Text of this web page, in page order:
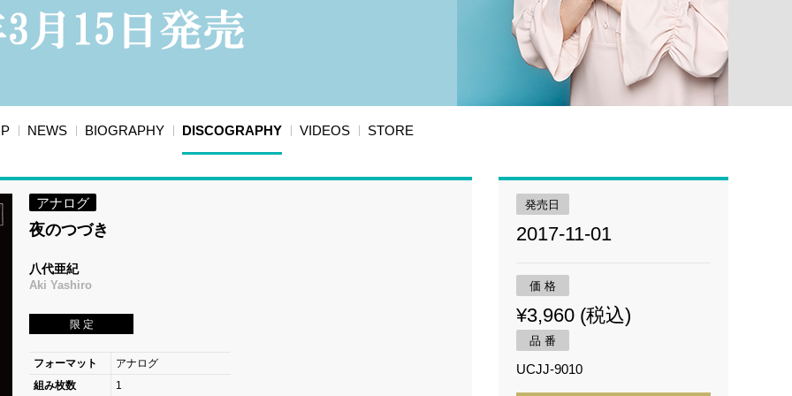
NEWS BIOGRAPHY DISCOGRAPHY VIDEOS STORE
アナログ
夜のつづき
八代亜紀
Aki Yashiro
限 定
フォーマット
アナログ
組み枚数
1
発売日
2017-11-01
価 格
¥3,960 (税込)
品 番
UCJJ-9010